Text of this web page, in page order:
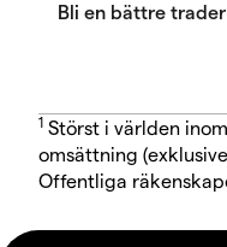
1 Störst i världen
omsättning
Offentliga